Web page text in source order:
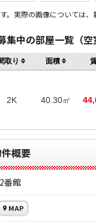
実際の画像については、
中の部屋一覧（空
取り 面積
2K 40.30㎡
概要
番館
MAP